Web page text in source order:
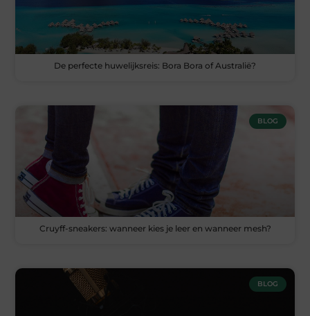
De perfecte huwelijksreis: Bora Bora of Australië?
BLOG
Cruyff-sneakers: wanneer kies je leer en wanneer mesh?
BLOG